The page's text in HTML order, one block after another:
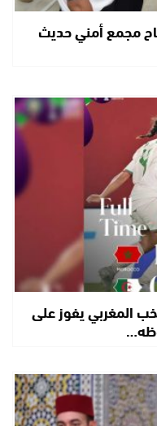
مجمع أمني حديث
المغربي يفوز على